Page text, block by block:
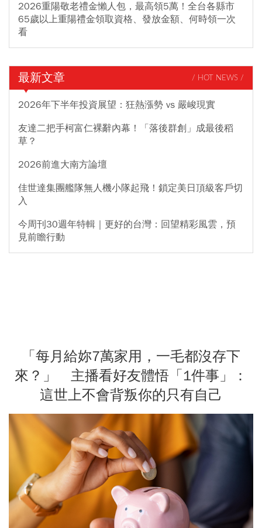
2026重陽敬老禮金懶人包，最高領5萬！全台各縣市
65歲以上重陽禮金領取資格、發放金額、何時領一次
看
最新文章 / HOT NEWS /
2026年下半年投資展望：狂熱漲勢 vs 嚴峻現實
友達二把手柯富仁裸辭內幕！「落後群創」成最後稻
草？
2026前進大南方論壇
佳世達集團艦隊無人機小隊起飛！鎖定美日頂級客戶切
入
今周刊30週年特輯｜更好的台灣：回望精彩風雲，預
見前瞻行動
「每月給妳7萬家用，一毛都沒存下
來？」 主播看好友體悟「1件事」：
這世上不會背叛你的只有自己